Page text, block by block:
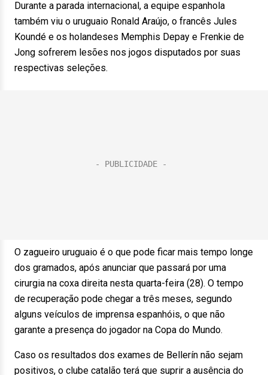
Durante a parada internacional, a equipe espanhola
também viu o uruguaio Ronald Araújo, o francês Jules
Koundé e os holandeses Memphis Depay e Frenkie de
Jong sofrerem lesões nos jogos disputados por suas
respectivas seleções.
O zagueiro uruguaio é o que pode ficar mais tempo longe
dos gramados, após anunciar que passará por uma
cirurgia na coxa direita nesta quarta-feira (28). O tempo
de recuperação pode chegar a três meses, segundo
alguns veículos de imprensa espanhóis, o que não
garante a presença do jogador na Copa do Mundo.
Caso os resultados dos exames de Bellerín não sejam
positivos, o clube catalão terá que suprir a ausência do